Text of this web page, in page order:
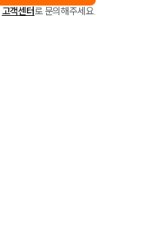
고객센터로 문의해주세요.